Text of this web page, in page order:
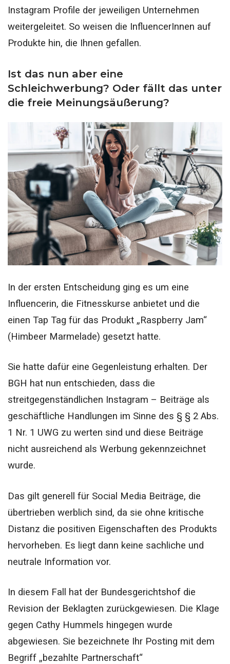
Instagram Profile der jeweiligen Unternehmen
weitergeleitet. So weisen die InfluencerInnen auf
Produkte hin, die Ihnen gefallen.
Ist das nun aber eine
Schleichwerbung? Oder fällt das unter
die freie Meinungsäußerung?
In der ersten Entscheidung ging es um eine
Influencerin, die Fitnesskurse anbietet und die
einen Tap Tag für das Produkt „Raspberry Jam“
(Himbeer Marmelade) gesetzt hatte.
Sie hatte dafür eine Gegenleistung erhalten. Der
BGH hat nun entschieden, dass die
streitgegenständlichen Instagram – Beiträge als
geschäftliche Handlungen im Sinne des § § 2 Abs.
1 Nr. 1 UWG zu werten sind und diese Beiträge
nicht ausreichend als Werbung gekennzeichnet
wurde.
Das gilt generell für Social Media Beiträge, die
übertrieben werblich sind, da sie ohne kritische
Distanz die positiven Eigenschaften des Produkts
hervorheben. Es liegt dann keine sachliche und
neutrale Information vor.
In diesem Fall hat der Bundesgerichtshof die
Revision der Beklagten zurückgewiesen. Die Klage
gegen Cathy Hummels hingegen wurde
abgewiesen. Sie bezeichnete Ihr Posting mit dem
Begriff „bezahlte Partnerschaft“